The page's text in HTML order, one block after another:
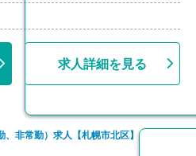
求人詳細を見る
、非常勤）求人【札幌市北区】